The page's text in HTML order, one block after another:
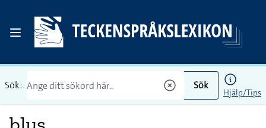
Sök: Sök
Hjälp/Tips